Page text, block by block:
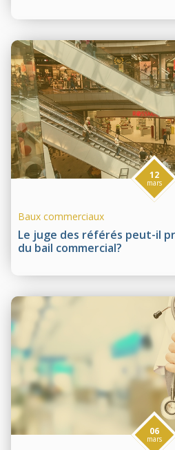
Le juge des référés peut-il
du bail commercial?
12
mars
Baux commerciaux
06
mars